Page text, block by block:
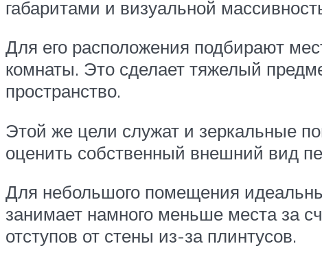
габаритами и визуальной
Для его расположения подбирают
комнаты. Это сделает тяжелый
пространство.
Этой же цели служат и зеркальные
оценить собственный внешний вид
Для небольшого помещения
занимает намного меньше места за
отступов от стены из-за плинтусов.